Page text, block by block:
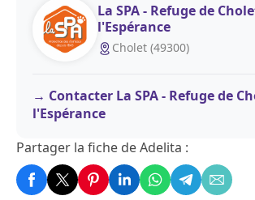
La SPA - Refuge de
l'Espérance
Cholet (49300)
Contacter La SPA - Refuge de
l'Espérance
Partager la fiche de Adelita :